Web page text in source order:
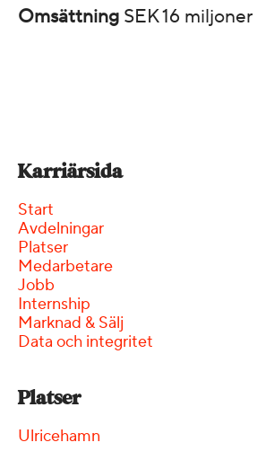
Omsättning SEK 16 miljoner
Karriärsida
Start
Avdelningar
Platser
Medarbetare
Jobb
Internship
Marknad & Sälj
Data och integritet
Platser
Ulricehamn